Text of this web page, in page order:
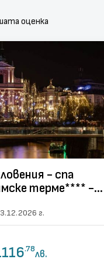
оценка
- спа
терме**** -
г.
.78лв.